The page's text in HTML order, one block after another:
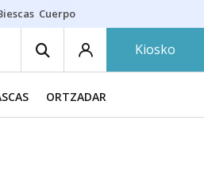
Cuerpo ría
Kiosko
ORTZADAR